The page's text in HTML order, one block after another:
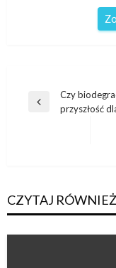
Nawigacja
wpisu
Poprzedni
Czy
przyszłość
CZYTAJ RÓWNIEŻ